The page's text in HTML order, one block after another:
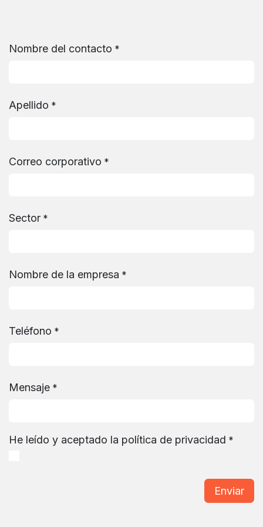
Nombre del contacto *
Apellido *
Correo corporativo *
Sector *
Nombre de la empresa *
Teléfono *
Mensaje *
He leído y aceptado la política de privacidad *
Enviar